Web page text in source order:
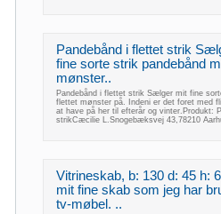
Pandebånd i flettet strik
fine sorte strik pandebånd
mønster..
Pandebånd i flettet strik Sælger mit fine
flettet mønster på. Indeni er det foret med
at have på her til efterår og vinter.Produkt:
strikCæcilie L.Snogebæksvej 43,78210
Vitrineskab, b: 130 d: 45 h:
mit fine skab som jeg har
tv-møbel. ..